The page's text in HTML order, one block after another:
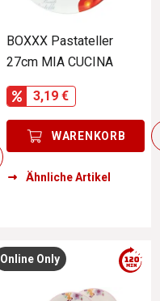
BOXXX Pastateller
27cm MIA CUCINA
3,19 €
WARENKORB
Ähnliche Artikel
Online Only